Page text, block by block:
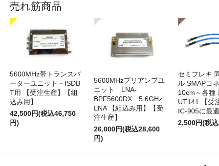
売れ筋商品
5600MHz帯トランスバ
ーターユニット－ISDB-
T用 【受注生産】【組
込み用】
42,500円(税込46,750
円)
5600MHzプリアンプユ
ニット LNA-
BPF5600DX 5.6GHz
LNA 【組込み用】【受
注生産】
26,000円(税込28,600
円)
セミフレキ
ル SMAPコ
10cm～各種
UT141 【
IC-905に最適
2,500円(税